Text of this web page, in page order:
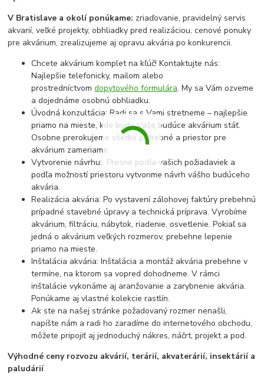
V Bratislave a okolí ponúkame: zriaďovanie, pravidelný servis
akvarií, veľké projekty, obhliadky pred realizáciou, cenové ponuky
pre akvárium, zrealizujeme aj opravu akvária po konkurencii.
Chcete akvárium komplet na kľúč! Kontaktujte nás:
Najlepšie telefonicky, mailom alebo
prostredníctvomdopytového formulára. My sa Vám ozveme
a dojednáme osobnú obhliadku.
Úvodná konzultácia: Radi sa s Vami stretneme – najlepšie
priamo na mieste, kde bude Vaše budúce akvárium stáť.
Osobne prerokujeme všetko potrebné a priestor pre
akvárium zameriame.
Vytvorenie návrhu: Presne podľa vašich požiadaviek a
podľa možností priestoru vytvoríme návrh vášho budúceho
akvária.
Realizácia akvária: Po vystavení zálohovej faktúry prebehnú
prípadné stavebné úpravy a technická príprava. Vyrobíme
akvárium, filtráciu, nábytok, riadenie, osvetlenie. Pokiaľ sa
jedná o akvárium veľkých rozmerov, prebehne lepenie
priamo na mieste.
Inštalácia akvária: Inštalácia a montáž akvária prebehne v
termíne, na ktorom sa vopred dohodneme. V rámci
inštalácie vykonáme aj aranžovanie a zarybnenie akvária.
Ponúkame aj vlastné kolekcie rastlín.
Ak ste na našej stránke požadovaný rozmer nenašli,
napíšte nám a radi ho zaradíme do internetového obchodu,
môžete pripojiť aj jednoduchý nákres, náčrt, projekt a pod.
Výhodné ceny rozvozu akvárií, terárií, akvaterárií, insektárií a
paludárií